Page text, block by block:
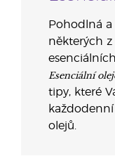
Pohodlná
některých
Esenciální
tipy, které
olejů.